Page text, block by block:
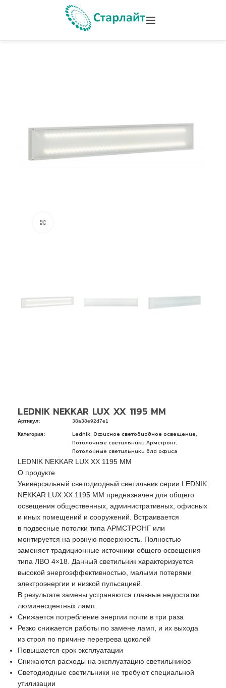
LEDNIK NEKKAR LUX XX 1195 ММ
Артикул: 38a38e92d7e1
Категория: Lednik Офисное светодиодное освещение
Потолочные светильники Армстронг
Потолочные светильники для офиса
LEDNIK NEKKAR LUX XX 1195 ММ
О продукте
Универсальный светодиодный светильник серии LEDNIK
NEKKAR LUX XX 1195 ММ предназначен для общего
освещения общественных, административных, офисных
и иных помещений и сооружений. Встраивается
в подвесные потолки типа АРМСТРОНГ или
монтируется на ровную поверхность. Полностью
заменяет традиционные источники общего освещения
типа ЛВО 4×18. Данный светильник характеризуется
высокой энергоэффективностью, малыми потерями
электроэнергии и низкой пульсацией.
В результате замены устраняются главные недостатки
люминесцентных ламп:
Снижается потребление энергии почти в три раза
Резко снижается работы по замене ламп, и их выхода
из строя по причине перегрева цоколей
Повышается срок эксплуатации
Снижаются расходы на эксплуатацию светильников
Светодиодные светильники не требуют специальной
утилизации